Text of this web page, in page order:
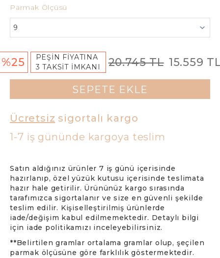
Parmak Ölçüsü
%25
PEŞİN FİYATINA
3 TAKSİT İMKANI
20.745 TL 15.559
SEPETE EKLE
Ücretsiz sigortalı kargo
1-7 iş gününde kargoya teslim
Satın aldığınız ürünler 7 iş günü içerisinde
hazırlanıp, özel yüzük kutusu içerisinde teslimata
hazır hale getirilir. Ürününüz kargo sırasında
tarafımızca sigortalanır ve size en güvenli şekilde
teslim edilir. Kişiselleştirilmiş ürünlerde
iade/değişim kabul edilmemektedir. Detaylı bilgi
için iade politikamızı inceleyebilirsiniz.
**Belirtilen gramlar ortalama gramlar olup, şeçilen
parmak ölçüsüne göre farklılık göstermektedir.